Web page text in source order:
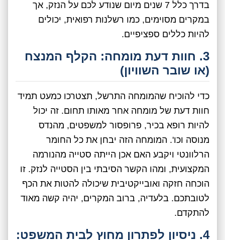
בדרך כלל 7 שנים מיום שנודע לכם על הנזק, אך
במקרים מסוימים, כמו רשלנות רפואית, יכולים
להיות כללים ספציפיים.
3. חוות דעת מומחה: הקלף המנצח
(או שובר השוויון)
כדי להוכיח שהמומחה התרשל, תצטרכו כמעט תמיד
חוות דעת של מומחה אחר מאותו תחום. זה יכול
להיות רופא בכיר, פרופסור למשפטים, מהנדס
מנוסה וכו'. המומחה הזה יבחן את כל החומר
הרלוונטי ויקבע האם אכן הייתה סטייה מהנורמה
המקצועית, ומהו הקשר הסיבתי בין הסטייה לנזק. זו
הוכחה חזקה ואובייקטיבית שיכולה להטות את הכף
לטובתכם. בלעדיה, ברוב המקרים, יהיה קשה מאוד
להתקדם.
4. ניסיון לפתרון מחוץ לבית המשפט: